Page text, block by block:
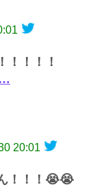
！！！！
20:01
！！！😭😭